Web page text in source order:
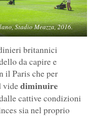
Stadio Meazza, 2016.
britannici
da capire e
il Paris che per
vidediminuire
cattive condizioni
sia nel proprio